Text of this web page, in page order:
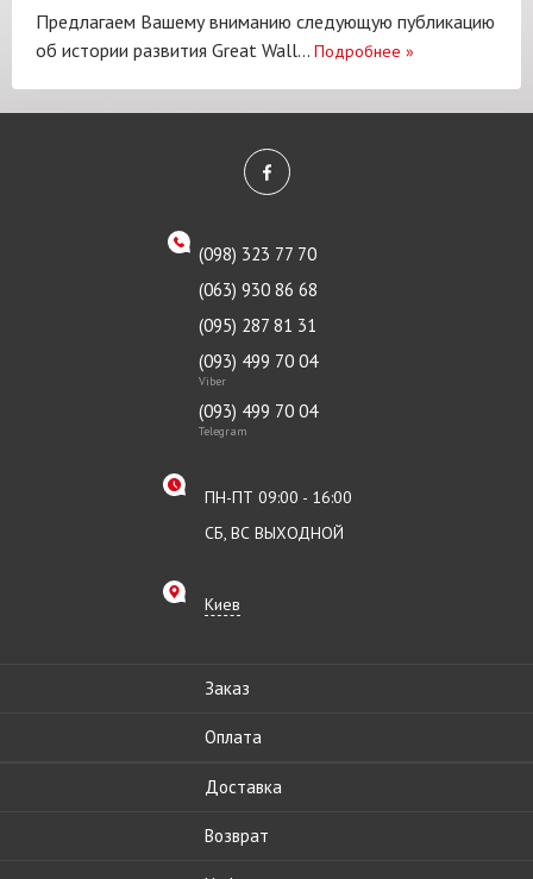
Предлагаем Вашему вниманию следующую публикацию
об истории развития Great Wall... Подробнее »
(098) 323 77 70
(063) 930 86 68
(095) 287 81 31
(093) 499 70 04
Viber
(093) 499 70 04
Telegram
ПН-ПТ 09:00 - 16:00
СБ, ВС ВЫХОДНОЙ
Киев
Заказ
Оплата
Доставка
Возврат